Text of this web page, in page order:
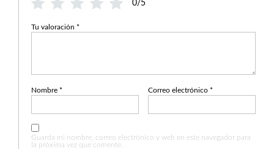
0/5
Tu valoración *
Nombre * Correo electrónico *
Guarda mi nombre, correo electrónico y web en este navegador para
la próxima vez que comente.